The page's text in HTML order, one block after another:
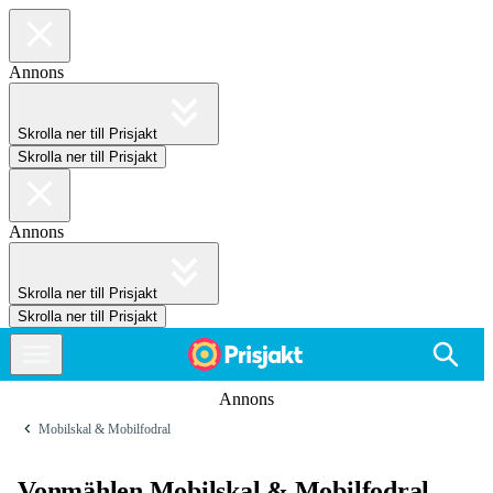
Annons
Skrolla ner till Prisjakt
Skrolla ner till Prisjakt
Annons
Skrolla ner till Prisjakt
Skrolla ner till Prisjakt
Annons
Mobilskal & Mobilfodral